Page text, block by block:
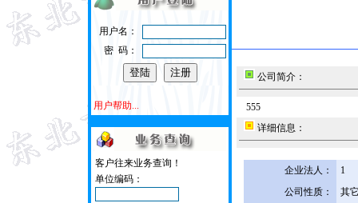
用户名：
密 码：
用户帮助...
客户往来业务查询！
单位编码：
公司简介：
555
详细信息：
企业法人：
1
公司性质：
其